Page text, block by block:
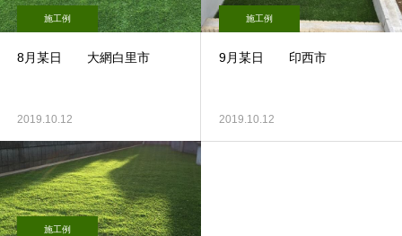
施工例
8月某日 大網白里市
2019.10.12
施工例
9月某日 印西市
2019.10.12
施工例